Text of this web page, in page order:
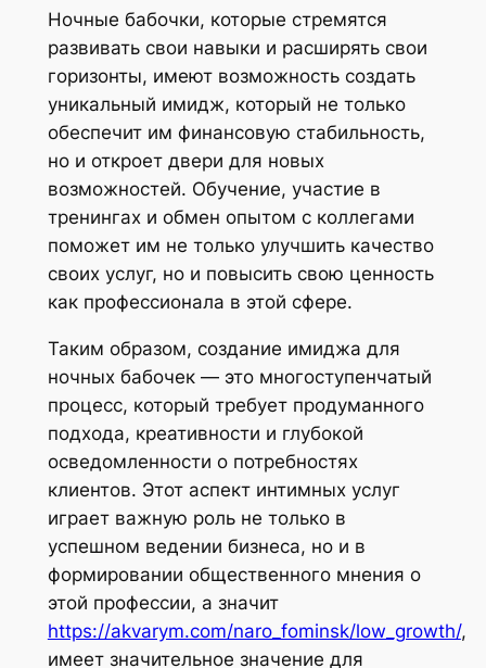
Ночные бабочки, которые стремятся
развивать свои навыки и расширять свои
горизонты, имеют возможность создать
уникальный имидж, который не только
обеспечит им финансовую стабильность,
но и откроет двери для новых
возможностей. Обучение, участие в
тренингах и обмен опытом с коллегами
поможет им не только улучшить качество
своих услуг, но и повысить свою ценность
как профессионала в этой сфере.
Таким образом, создание имиджа для
ночных бабочек — это многоступенчатый
процесс, который требует продуманного
подхода, креативности и глубокой
осведомленности о потребностях
клиентов. Этот аспект интимных услуг
играет важную роль не только в
успешном ведении бизнеса, но и в
формировании общественного мнения о
этой профессии, а значит
https://akvarym.com/naro_fominsk/low_growth/,
имеет значительное значение для